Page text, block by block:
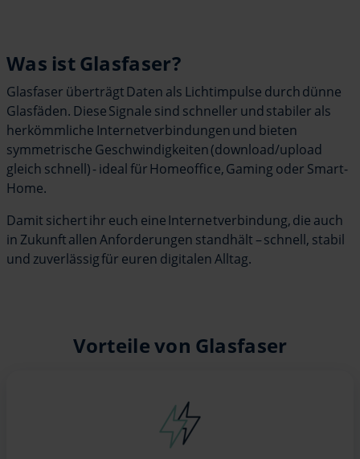
Was ist Glasfaser?
Glasfaser überträgt Daten als Lichtimpulse durch dünne
Glasfäden. Diese Signale sind schneller und stabiler als
herkömmliche Internetverbindungen und bieten
symmetrische Geschwindigkeiten (download/upload
gleich schnell) - ideal für Homeoffice, Gaming oder Smart-
Home.
Damit sichert ihr euch eine Internetverbindung, die auch
in Zukunft allen Anforderungen standhält – schnell, stabil
und zuverlässig für euren digitalen Alltag.
Vorteile von Glasfaser